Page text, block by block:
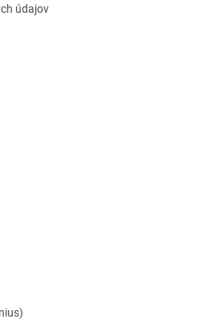
údajov